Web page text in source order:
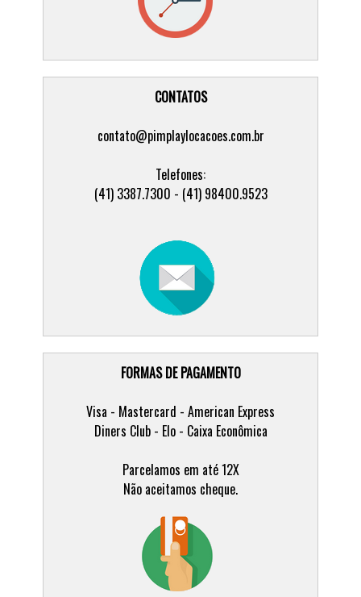
CONTATOS
contato@pimplaylocacoes.com.br
Telefones:
(41) 3387.7300 - (41) 98400.9523
FORMAS DE PAGAMENTO
Visa - Mastercard - American Express
Diners Club - Elo - Caixa Econômica
Parcelamos em até 12X
Não aceitamos cheque.